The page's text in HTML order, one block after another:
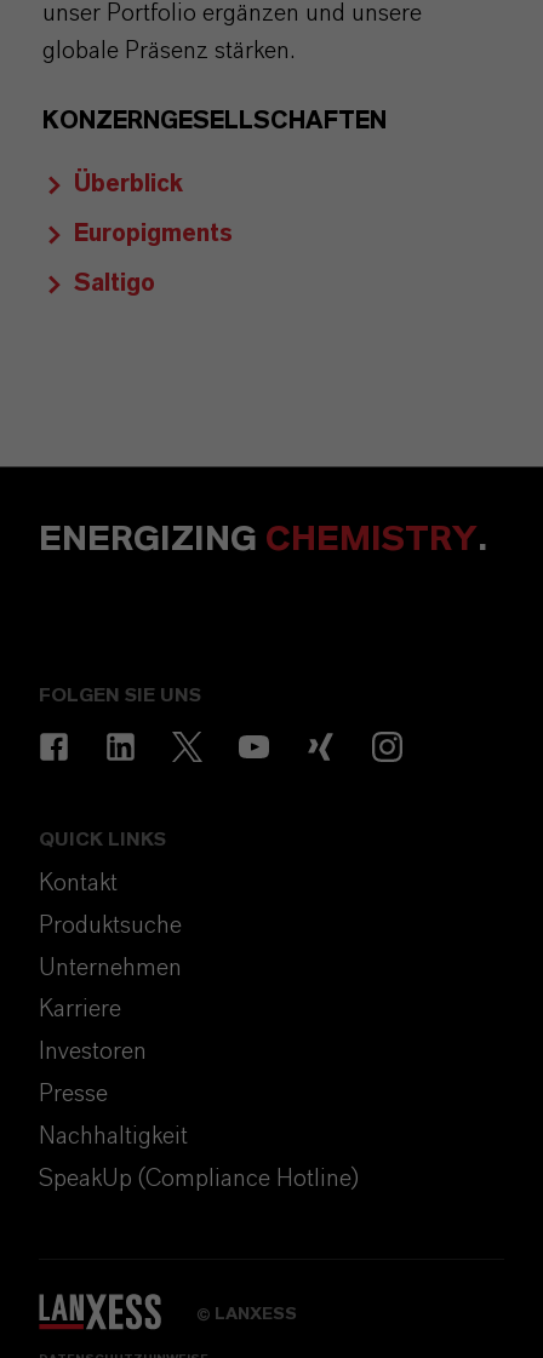
unser Portfolio ergänzen und unsere
globale Präsenz stärken.
KONZERNGESELLSCHAFTEN
Überblick
Europigments
Saltigo
ENERGIZING CHEMISTRY.
FOLGEN SIE UNS
QUICK LINKS
Kontakt
Produktsuche
Unternehmen
Karriere
Investoren
Presse
Nachhaltigkeit
SpeakUp (Compliance Hotline)
© LANXESS